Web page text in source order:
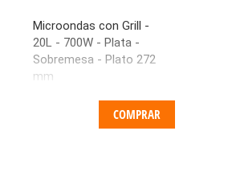
Microondas con Grill -
20L - 700W - Plata -
Sobremesa - Plato 272
mm
COMPRAR